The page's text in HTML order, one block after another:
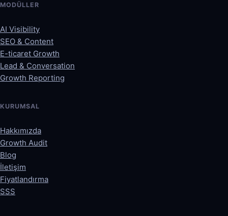
MODÜLLER
AI Visibility
SEO & Content
E-ticaret Growth
Lead & Conversation
Growth Reporting
KURUMSAL
Hakkımızda
Growth Audit
Blog
İletişim
Fiyatlandırma
SSS